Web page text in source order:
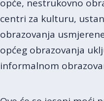
opće, nestrukovno
centri za kulturu,
obrazovanja
općeg obrazovanja
informalnom